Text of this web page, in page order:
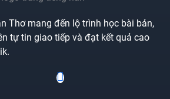
Thơ mang đến lộ trình học bài bản,
tự tin giao tiếp và đạt kết quả cao